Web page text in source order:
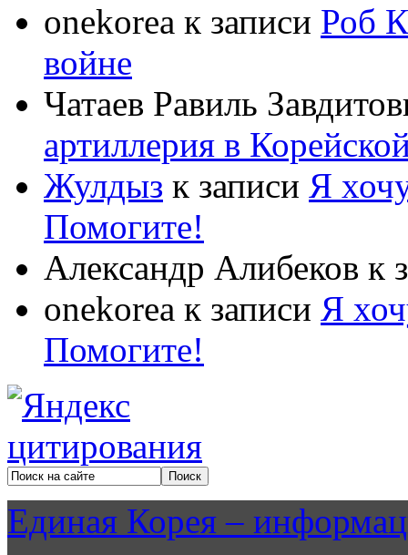
onekorea к записи Роб
войне
Чатаев Равиль
артиллерия в
Жулдыз к записи Я
Помогите!
Александр Алибеков к
onekorea к записи Я
Помогите!
Единая Корея –